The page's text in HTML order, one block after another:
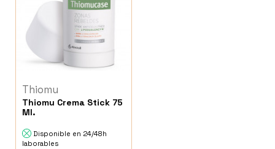
Thiomu
Thiomu Crema Stick 75
Ml.
Disponible en 24/48h
laborables